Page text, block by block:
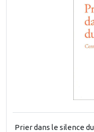
Prier dans le silence